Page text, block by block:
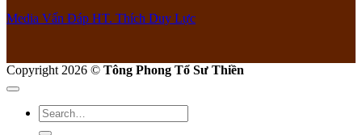
Media Vấn Đáp HT. Thích Duy Lực
Copyright 2026 © Tông Phong Tổ Sư Thiền